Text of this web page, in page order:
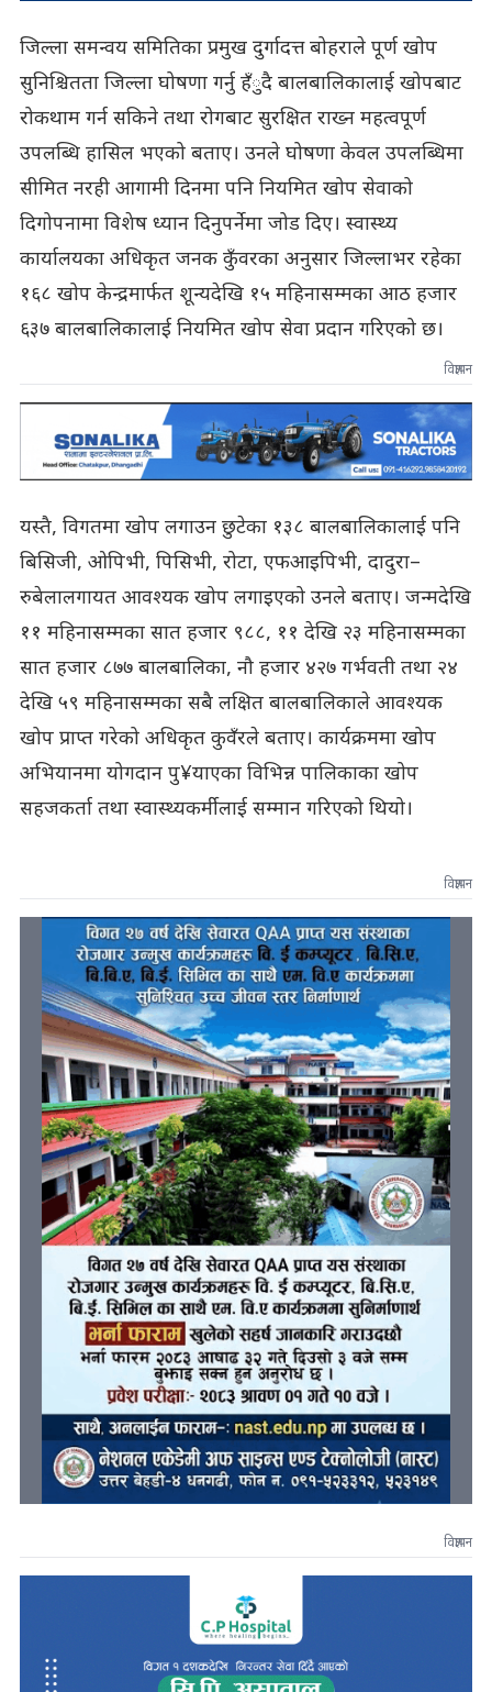
जिल्ला समन्वय समितिका प्रमुख दुर्गादत्त बोहराले पूर्ण खोप
सुनिश्चितता जिल्ला घोषणा गर्नु हँुदै बालबालिकालाई खोपबाट
रोकथाम गर्न सकिने तथा रोगबाट सुरक्षित राख्न महत्वपूर्ण
उपलब्धि हासिल भएको बताए। उनले घोषणा केवल उपलब्धिमा
सीमित नरही आगामी दिनमा पनि नियमित खोप सेवाको
दिगोपनामा विशेष ध्यान दिनुपर्नेमा जोड दिए। स्वास्थ्य
कार्यालयका अधिकृत जनक कुँवरका अनुसार जिल्लाभर रहेका
१६८ खोप केन्द्रमार्फत शून्यदेखि १५ महिनासम्मका आठ हजार
६३७ बालबालिकालाई नियमित खोप सेवा प्रदान गरिएको छ।
विज्ञापन
यस्तै, विगतमा खोप लगाउन छुटेका १३८ बालबालिकालाई पनि
बिसिजी, ओपिभी, पिसिभी, रोटा, एफआइपिभी, दादुरा–
रुबेलालगायत आवश्यक खोप लगाइएको उनले बताए। जन्मदेखि
११ महिनासम्मका सात हजार ९८८, ११ देखि २३ महिनासम्मका
सात हजार ८७७ बालबालिका, नौ हजार ४२७ गर्भवती तथा २४
देखि ५९ महिनासम्मका सबै लक्षित बालबालिकाले आवश्यक
खोप प्राप्त गरेको अधिकृत कुवँरले बताए। कार्यक्रममा खोप
अभियानमा योगदान पु¥याएका विभिन्न पालिकाका खोप
सहजकर्ता तथा स्वास्थ्यकर्मीलाई सम्मान गरिएको थियो।
विज्ञापन
विज्ञापन